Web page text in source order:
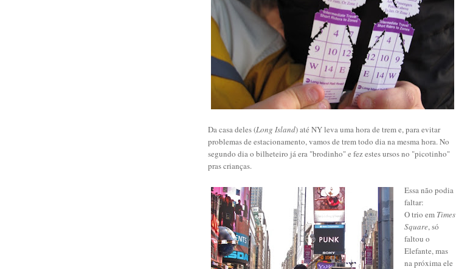
Da casa deles (Long Island) até NY leva uma hora de trem e, para evitar
problemas de estacionamento, vamos de trem todo dia na mesma hora. No
segundo dia o bilheteiro já era "brodinho" e fez estes ursos no "picotinho"
pras crianças.
Essa não podia
faltar:
O trio em Times
Square, só
faltou o
Elefante, mas
na próxima ele